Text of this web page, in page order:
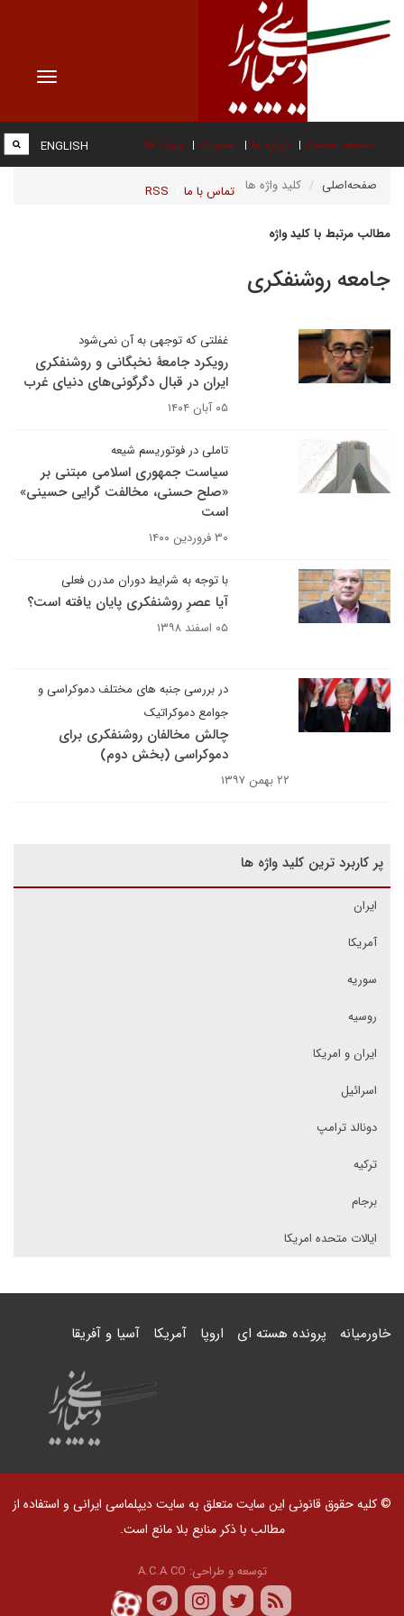
Toggle
صفحه نخست درباره ما عضویت پیوند ها
تماس با ما RSS
ENGLISH
صفحه‌اصلی کلید واژه ها
مطالب مرتبط با کلید واژه
جامعه روشنفکری
غفلتی که توجهی به آن نمی‌شود
رویکرد جامعۀ نخبگانی و روشنفکری
ایران در قبال دگرگونی‌های دنیای غرب
۰۵ آبان ۱۴۰۴
تاملی در فوتوریسم شیعه
سیاست جمهوری اسلامی مبتنی بر
«صلح حسنی، مخالفت گرایی حسینی»
است
۳۰ فروردین ۱۴۰۰
با توجه به شرایط دوران مدرن فعلی
آیا عصرِ روشنفکری پایان یافته است؟
۰۵ اسفند ۱۳۹۸
در بررسی جنبه های مختلف دموکراسی و
جوامع دموکراتیک
چالش مخالفان روشنفکری برای
دموکراسی (بخش دوم)
۲۲ بهمن ۱۳۹۷
پر کاربرد ترین کلید واژه ها
ایران
آمریکا
سوریه
روسیه
ایران و امریکا
اسرائیل
دونالد ترامپ
ترکیه
برجام
ایالات متحده امریکا
خاورمیانه پرونده هسته ای اروپا آمریکا آسیا و آفریقا
© کلیه حقوق قانونی این سایت متعلق به سایت دیپلماسی ایرانی و استفاده از
مطالب با ذکر منابع بلا مانع است.
توسعه و طراحی: A.C.A CO